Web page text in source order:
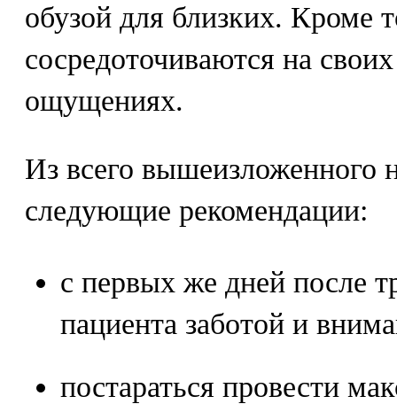
обузой для близких. Кроме
сосредоточиваются на
ощущениях.
Из всего вышеизложенного
следующие рекомендации:
с первых же дней после
пациента заботой и
постараться провести